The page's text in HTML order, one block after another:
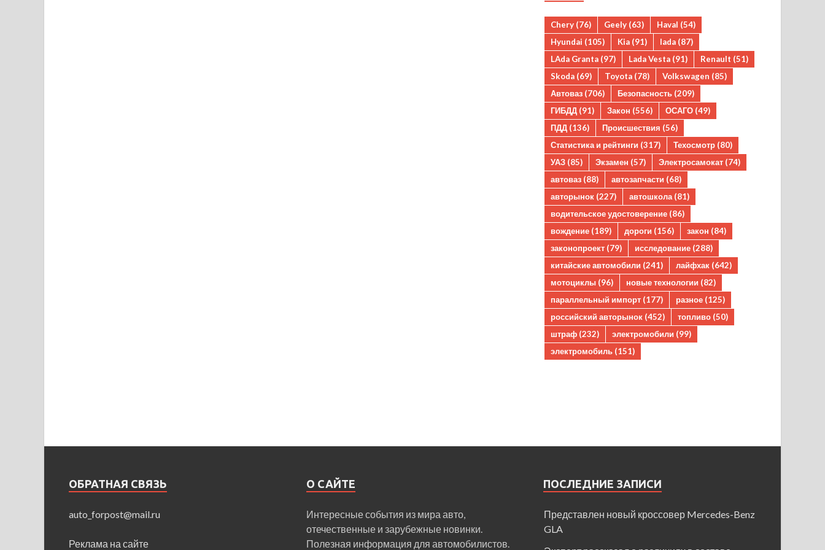
Chery (76) Geely (63) Haval (54)
Hyundai (105) Kia (91) lada (87)
LAda Granta (97) Lada Vesta (91) Renault (51)
Skoda (69) Toyota (78) Volkswagen (85)
Автоваз (706) Безопасность (209)
ГИБДД (91) Закон (556) ОСАГО (49)
ПДД (136) Происшествия (56)
Статистика и рейтинги (317) Техосмотр (80)
УАЗ (85) Экзамен (57) Электросамокат (74)
автоваз (88) автозапчасти (68)
авторынок (227) автошкола (81)
водительское удостоверение (86)
вождение (189) дороги (156) закон (84)
законопроект (79) исследование (288)
китайские автомобили (241) лайфхак (642)
мотоциклы (96) новые технологии (82)
параллельный импорт (177) разное (125)
российский авторынок (452) топливо (50)
штраф (232) электромобили (99)
электромобиль (151)
ОБРАТНАЯ СВЯЗЬ
auto_forpost@mail.ru
Реклама на сайте
О САЙТЕ
Интересные события из мира авто,
отечественные и зарубежные новинки.
Полезная информация для автомобилистов.
ПОСЛЕДНИЕ ЗАПИСИ
Представлен новый кроссовер Mercedes-Benz
GLA